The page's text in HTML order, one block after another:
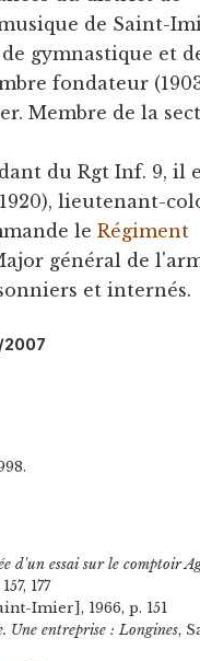
de Saint-
gymnastique et
fondateur
Membre de la
du Rgt Inf. 9, il
lieutenant-
leRégiment
général de
et internés.
2007
d'un essai sur le comptoir
177
Imier], 1966, p. 151
Une entreprise : Longines,